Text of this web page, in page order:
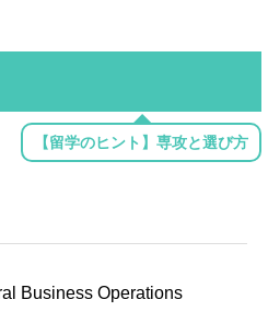
【留学のヒント】専攻と選び方
Business Operations